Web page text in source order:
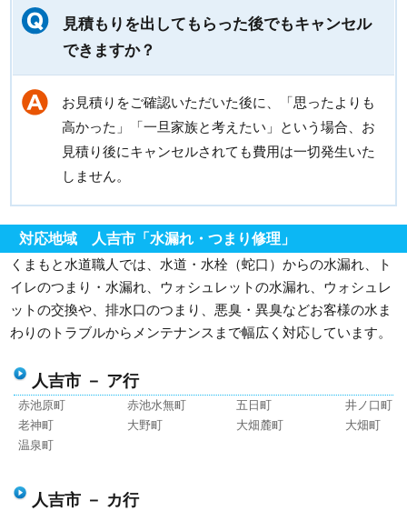
見積もりを出してもらった後でもキャンセル
できますか？
お見積りをご確認いただいた後に、「思ったよりも
高かった」「一旦家族と考えたい」という場合、お
見積り後にキャンセルされても費用は一切発生いた
しません。
対応地域 人吉市「水漏れ・つまり修理」
くまもと水道職人では、水道・水栓（蛇口）からの水漏れ、ト
イレのつまり・水漏れ、ウォシュレットの水漏れ、ウォシュレ
ットの交換や、排水口のつまり、悪臭・異臭などお客様の水ま
わりのトラブルからメンテナンスまで幅広く対応しています。
人吉市 － ア行
赤池原町 赤池水無町 五日町
井ノ口町
老神町
大野町 大畑麓町
大畑町
温泉町
人吉市 － カ行